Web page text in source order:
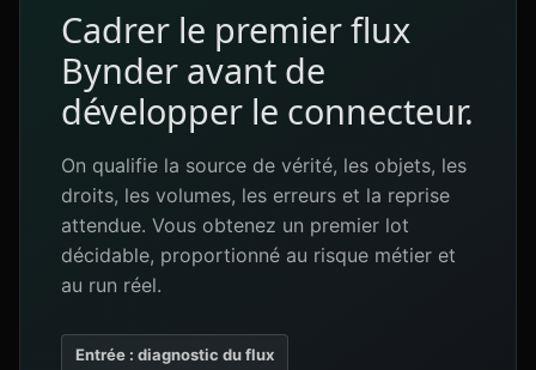
Cadrer le premier flux
Bynder avant de
développer le connecteur.
On qualifie la source de vérité, les objets, les
droits, les volumes, les erreurs et la reprise
attendue. Vous obtenez un premier lot
décidable, proportionné au risque métier et
au run réel.
Entrée : diagnostic du flux